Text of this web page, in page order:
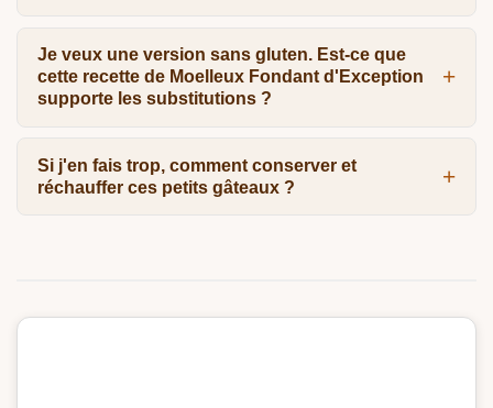
Je veux une version sans gluten. Est-ce que
cette recette de Moelleux Fondant d'Exception
supporte les substitutions ?
Si j'en fais trop, comment conserver et
réchauffer ces petits gâteaux ?